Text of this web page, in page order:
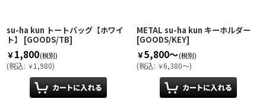
su-ha kun トートバッグ【ホワイ
ト】
[GOODS/TB]
￥1,800(税別)
(税込: ￥1,980)
METAL su-ha kun キーホルダー
[GOODS/KEY]
￥5,800～(税別)
(税込: ￥6,380～)